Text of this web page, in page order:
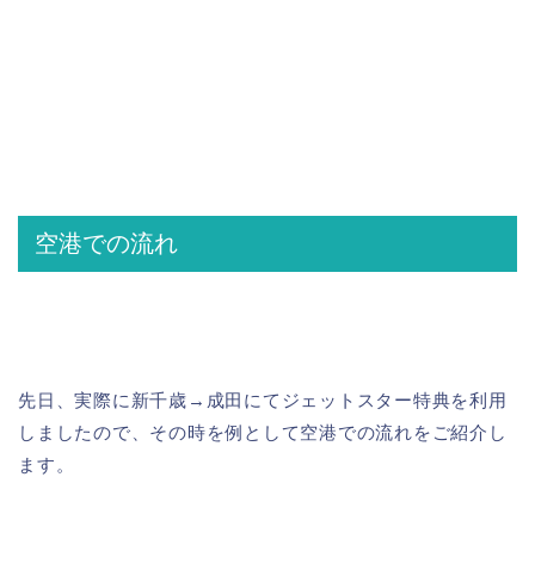
空港での流れ
先日、実際に新千歳→成田にてジェットスター特典を利用
しましたので、その時を例として空港での流れをご紹介し
ます。